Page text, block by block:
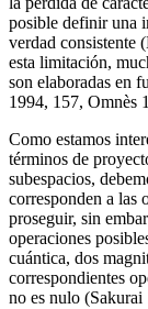
posible definir una
verdad consistente
esta limitación,
son elaboradas en
1994, 157, Omnès
Como estamos
términos de
subespacios,
corresponden a las
proseguir, sin
operaciones
cuántica, dos
correspondientes
no es nulo